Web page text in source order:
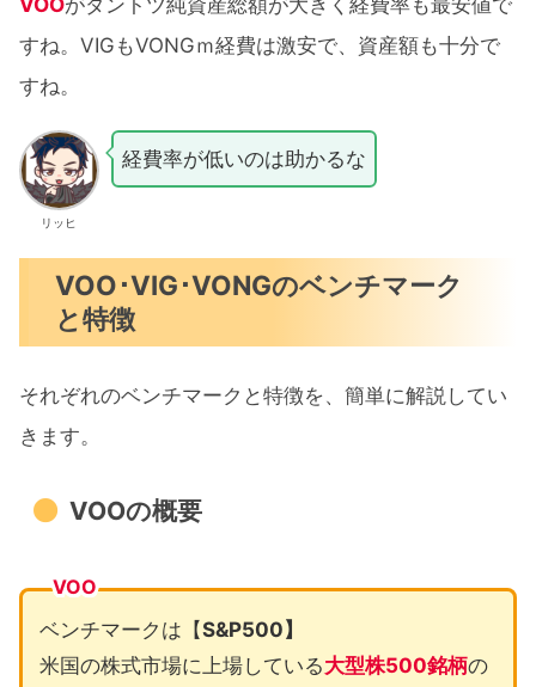
すね。VIGもVONGｍ経費は激安で、資産額も十分で
すね。
リッヒ
経費率が低いのは助かるな
VOO･VIG･VONGのベンチマーク
と特徴
それぞれのベンチマークと特徴を、簡単に解説してい
きます。
VOOの概要
VOO
ベンチマークは【S&P500】
米国の株式市場に上場している大型株500銘柄の